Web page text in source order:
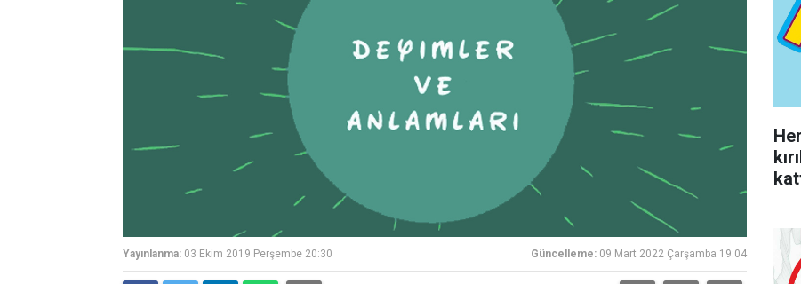
Yayınlanma: 03 Ekim 2019 Perşembe 20:30 Güncelleme: 09 Mart 2022 Çarşamba 19:04